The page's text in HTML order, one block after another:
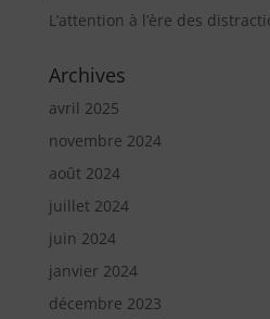
L’attention à l’ère des
Archives
avril 2025
novembre 2024
août 2024
juillet 2024
juin 2024
janvier 2024
décembre 2023